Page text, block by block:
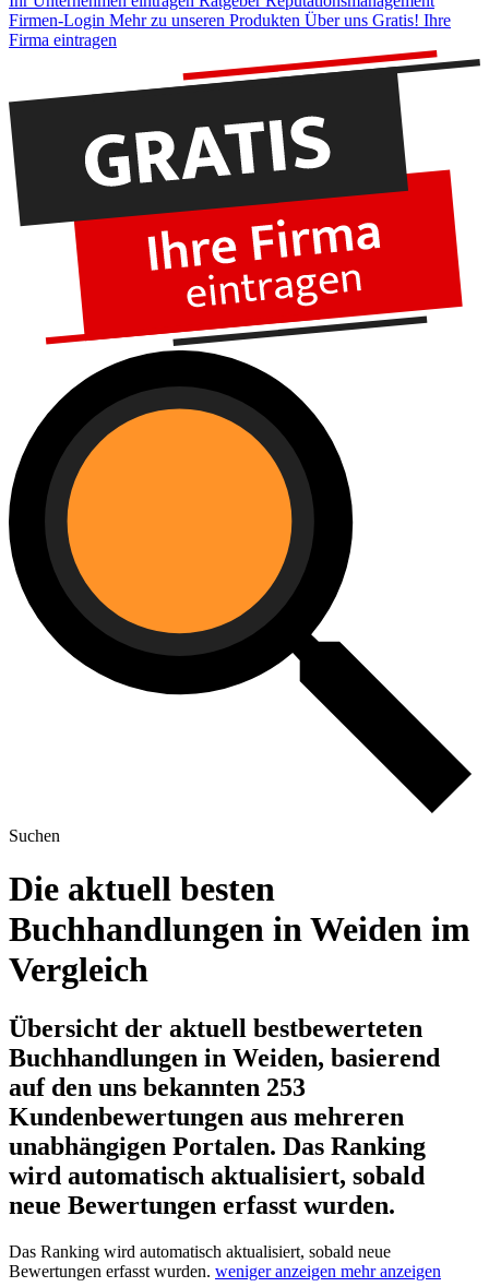
Firmen-Login Mehr zu unseren Produkten Über uns Gratis! Ihre
Firma eintragen
Suchen
Die aktuell besten
Buchhandlungen in Weiden im
Vergleich
Übersicht der aktuell bestbewerteten
Buchhandlungen in Weiden, basierend
auf den uns bekannten 253
Kundenbewertungen aus mehreren
unabhängigen Portalen. Das Ranking
wird automatisch aktualisiert, sobald
neue Bewertungen erfasst wurden.
Das Ranking wird automatisch aktualisiert, sobald neue
Bewertungen erfasst wurden. weniger anzeigen mehr anzeigen